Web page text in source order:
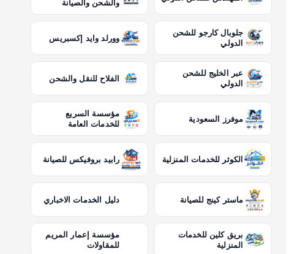
والشحن والصيانة
جلوبال كارجو للشحن
الدولي
وورلد وايد إكسبريس
عبر الخليج للشحن
الدولي
الفلاح للنقل والشحن
موفرز السعودية
مؤسسة السريع
للخدمات العامة
الكوثر للخدمات المنزلية رابيد بروفيكس للصيانة
ماستر كينج للصيانة دليل الخدمات الاخباري
بريق كلين للخدمات
المنزلية
مؤسسة إعمار المريم
للمقاولات